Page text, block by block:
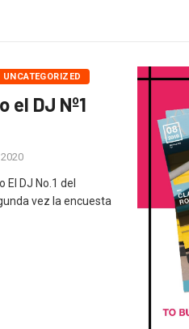
UNCATEGORIZED
DJ Nº1
DJ No.1 del
vez la encuesta